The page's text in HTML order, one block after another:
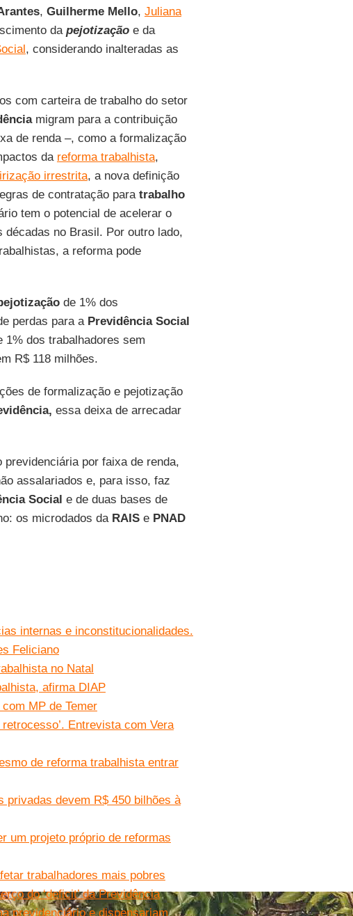
, Guilherme Mello, Juliana
da pejotizaçãoe da
, considerando inalteradas as
com carteira de trabalho do setor
migram para a contribuição
de renda –, como a formalização
da reforma trabalhista,
irrestrita, a nova definição
de contratação para trabalho
tem o potencial de acelerar o
décadas no Brasil. Por outro lado,
a reforma pode
de 1% dos
perdas para a Previdência Social
1% dos trabalhadores sem
R$ 118 milhões.
de formalização e pejotização
essa deixa de arrecadar
por faixa de renda,
assalariados e, para isso, faz
Social e de duas bases de
os microdados da RAISe PNAD
internas e inconstitucionalidades.
Feliciano
no Natal
afirma DIAP
MP de Temer
Entrevista com Vera
de reforma trabalhista entrar
privadas devem R$ 450 bilhões à
um projeto próprio de reformas
trabalhadores mais pobres
do ‘deficit’ da Previdência
previdenciário e dispensariam